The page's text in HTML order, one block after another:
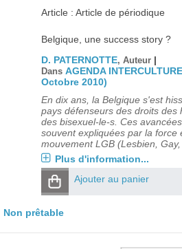
Article : Article de périodique
Belgique, une success story ?
D. PATERNOTTE, Auteur |
Dans AGENDA
Octobre 2010)
En dix ans, la Belgique s'est
pays défenseurs des droits des
des bisexuel-le-s. Ces
souvent expliquées par la force
mouvement LGB (Lesbien,
Plus d'information...
Ajouter au panier
Non prêtable